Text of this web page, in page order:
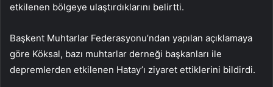
etkilenen bölgeye ulaştırdıklarını belirtti.
Başkent Muhtarlar Federasyonu’ndan yapılan açıklamaya
göre Köksal, bazı muhtarlar derneği başkanları ile
depremlerden etkilenen Hatay’ı ziyaret ettiklerini bildirdi.